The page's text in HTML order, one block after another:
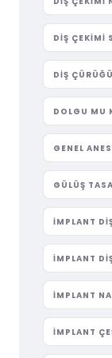
DIŞ ÇEKIMI
DIŞ
DOLGU MU
GENEL
GÜLÜŞ
IMPLANT
IMPLANT
IMPLANT
IMPLANT